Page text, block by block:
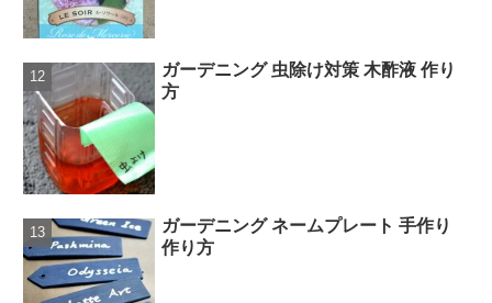
ガーデニング 虫除け対策 木酢液 作り
方
ガーデニング ネームプレート 手作り
作り方